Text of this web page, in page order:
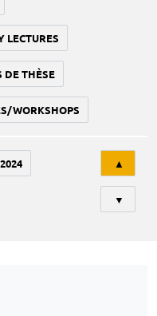
LECTURES
DE THÈSE
WORKSHOPS
2024 ▲
▼